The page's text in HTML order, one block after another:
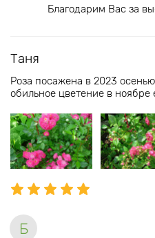
Благодарим Вас за
Таня
Роза посажена в 2023
обильное цветение в ноябре
Б